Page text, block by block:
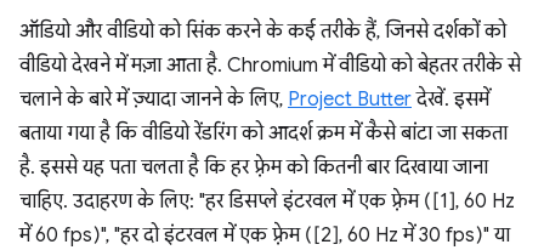
ऑडियो और वीडियो को सिंक करने के कई तरीके हैं, जिनसे दर्शकों को
वीडियो देखने में मज़ा आता है. Chromium में वीडियो को बेहतर तरीके से
चलाने के बारे में ज़्यादा जानने के लिए, Project Butterदेखें. इसमें
बताया गया है कि वीडियो रेंडरिंग को आदर्श क्रम में कैसे बांटा जा सकता
है. इससे यह पता चलता है कि हर फ़्रेम को कितनी बार दिखाया जाना
चाहिए. उदाहरण के लिए: "हर डिसप्ले इंटरवल में एक फ़्रेम ([1], 60 Hz
में 60 fps)", "हर दो इंटरवल में एक फ़्रेम ([2], 60 Hz में 30 fps)" या